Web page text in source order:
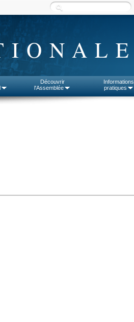
Découvrir
l'Assemblée
Informations
pratiques